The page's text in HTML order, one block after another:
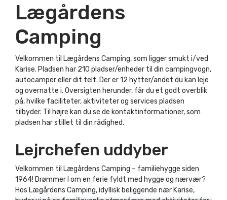
Lægårdens
Camping
Velkommen til Lægårdens Camping, som ligger smukt i/ved
Karise. Pladsen har 210 pladser/enheder til din campingvogn,
autocamper eller dit telt. Der er 12 hytter/andet du kan leje
og overnatte i. Oversigten herunder, får du et godt overblik
på, hvilke faciliteter, aktiviteter og services pladsen
tilbyder. Til højre kan du se de kontaktinformationer, som
pladsen har stillet til din rådighed.
Lejrchefen uddyber
Velkommen til Lægårdens Camping – familiehygge siden
1964! Drømmer I om en ferie fyldt med hygge og nærvær?
Hos Lægårdens Camping, idyllisk beliggende nær Karise,